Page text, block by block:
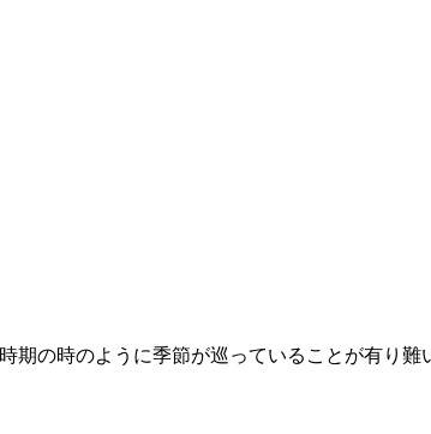
の時のように季節が巡っていることが有り難